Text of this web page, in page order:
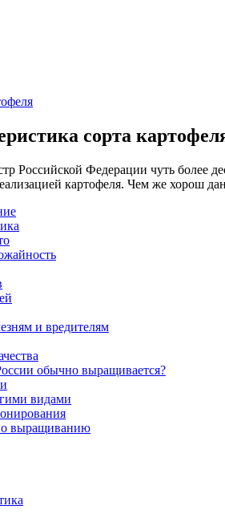
сорта
Российской Федерации чуть более
картофеля. Чем же хорош
и вредителям
обычно выращивается?
видами
выращиванию